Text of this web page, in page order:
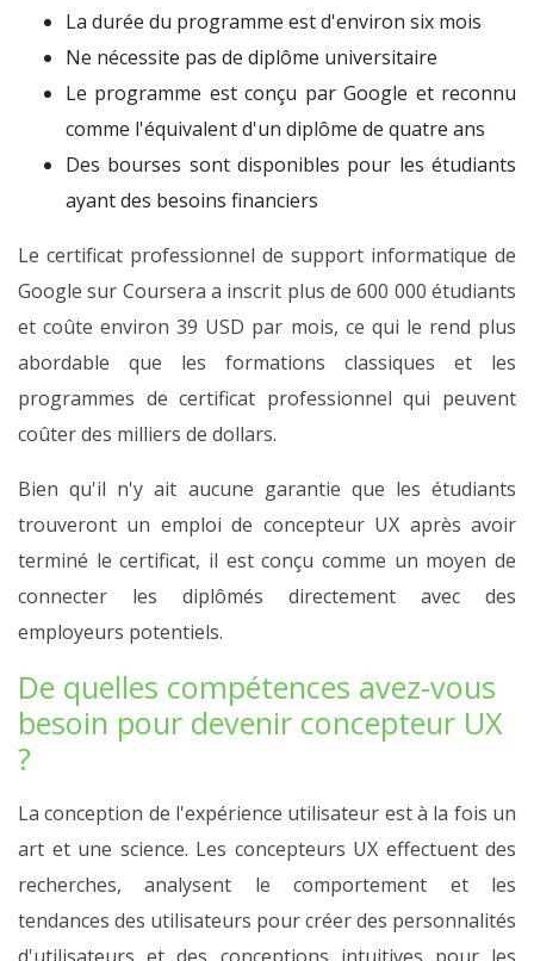
La durée du programme est d'environ six mois
Ne nécessite pas de diplôme universitaire
Le programme est conçu par Google et reconnu
comme l'équivalent d'un diplôme de quatre ans
Des bourses sont disponibles pour les étudiants
ayant des besoins financiers
Le certificat professionnel de support informatique de
Google sur Coursera a inscrit plus de 600 000 étudiants
et coûte environ 39 USD par mois, ce qui le rend plus
abordable que les formations classiques et les
programmes de certificat professionnel qui peuvent
coûter des milliers de dollars.
Bien qu'il n'y ait aucune garantie que les étudiants
trouveront un emploi de concepteur UX après avoir
terminé le certificat, il est conçu comme un moyen de
connecter les diplômés directement avec des
employeurs potentiels.
De quelles compétences avez-vous
besoin pour devenir concepteur UX
?
La conception de l'expérience utilisateur est à la fois un
art et une science. Les concepteurs UX effectuent des
recherches, analysent le comportement et les
tendances des utilisateurs pour créer des personnalités